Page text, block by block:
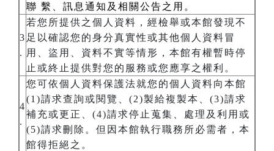
聯 繫、訊息通知及相關公告之用。
3
.
若您所提供之個人資料，經檢舉或本館發現不
足以確認您的身分真實性或其他個人資料冒
用、盜用、資料不實等情形，本館有權暫時停
止或終止提供對您的服務或您應享之權利。
4
.
您可依個人資料保護法就您的個人資料向本館
(1)請求查詢或閱覽、(2)製給複製本、(3)請求
補充或更正、(4)請求停止蒐集、處理及利用或
(5)請求刪除。但因本館執行職務所必需者，本
館得拒絕之。